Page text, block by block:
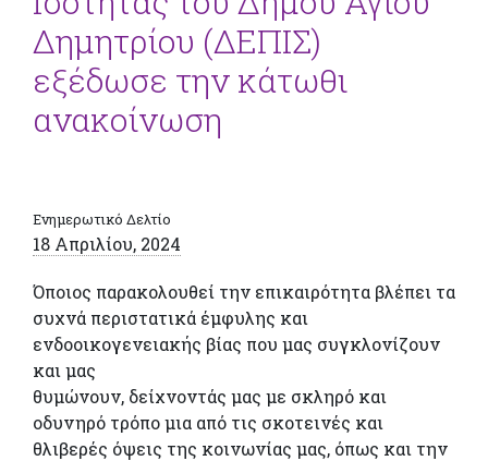
Δημητρίου (ΔΕΠΙΣ)
εξέδωσε την κάτωθι
ανακοίνωση
Ενημερωτικό Δελτίο
18 Απριλίου, 2024
Όποιος παρακολουθεί την επικαιρότητα βλέπει τα
συχνά περιστατικά έμφυλης και
ενδοοικογενειακής βίας που μας συγκλονίζουν
και μας
θυμώνουν, δείχνοντάς μας με σκληρό και
οδυνηρό τρόπο μια από τις σκοτεινές και
θλιβερές όψεις της κοινωνίας μας, όπως και την